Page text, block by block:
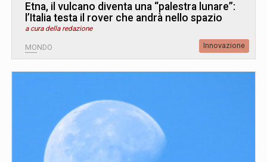
Etna, il vulcano diventa una “palestra lunare”:
l’Italia testa il rover che andrà nello spazio
a cura della redazione
MONDO Innovazione